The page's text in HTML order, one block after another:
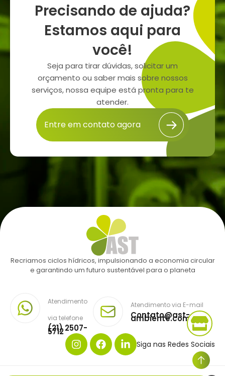
Precisando de ajuda?
Estamos aqui para
você!
Seja para tirar dúvidas, solicitar um
orçamento ou saber mais sobre nossos
serviços, nossa equipe está pronta para te
atender.
Entre em contato agora
Recriamos ciclos hídricos, impulsionando a economia circular
e garantindo um futuro sustentável para o planeta
Atendimento
via telefone
(21) 2507-
5712
Atendimento via E-mail
Contato@ast-
ambiente.com.br
Siga nas Redes Sociais